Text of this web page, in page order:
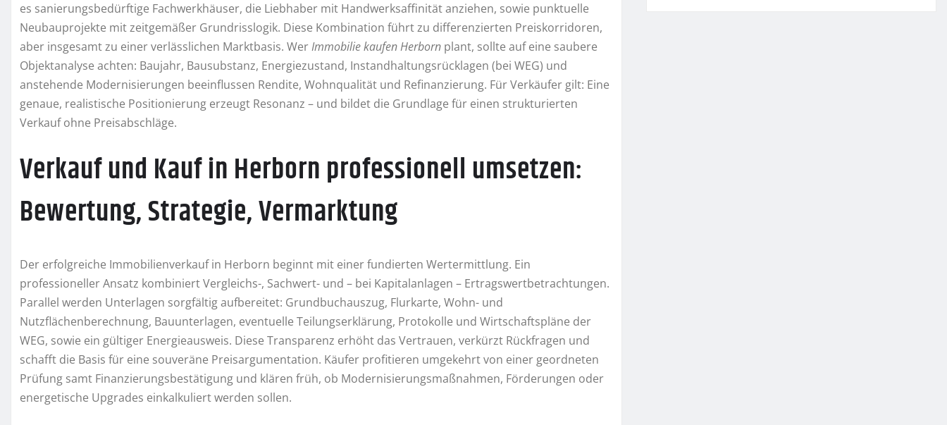
es sanierungsbedürftige Fachwerkhäuser, die Liebhaber mit Handwerksaffinität anziehen, sowie punktuelle
Neubauprojekte mit zeitgemäßer Grundrisslogik. Diese Kombination führt zu differenzierten Preiskorridoren,
aber insgesamt zu einer verlässlichen Marktbasis. WerImmobilie kaufen Herborn plant, sollte auf eine saubere
Objektanalyse achten: Baujahr, Bausubstanz, Energiezustand, Instandhaltungsrücklagen (bei WEG) und
anstehende Modernisierungen beeinflussen Rendite, Wohnqualität und Refinanzierung. Für Verkäufer gilt: Eine
genaue, realistische Positionierung erzeugt Resonanz – und bildet die Grundlage für einen strukturierten
Verkauf ohne Preisabschläge.
Verkauf und Kauf in Herborn professionell umsetzen:
Bewertung, Strategie, Vermarktung
Der erfolgreiche Immobilienverkauf in Herborn beginnt mit einer fundierten Wertermittlung. Ein
professioneller Ansatz kombiniert Vergleichs-, Sachwert- und – bei Kapitalanlagen – Ertragswertbetrachtungen.
Parallel werden Unterlagen sorgfältig aufbereitet: Grundbuchauszug, Flurkarte, Wohn- und
Nutzflächenberechnung, Bauunterlagen, eventuelle Teilungserklärung, Protokolle und Wirtschaftspläne der
WEG, sowie ein gültiger Energieausweis. Diese Transparenz erhöht das Vertrauen, verkürzt Rückfragen und
schafft die Basis für eine souveräne Preisargumentation. Käufer profitieren umgekehrt von einer geordneten
Prüfung samt Finanzierungsbestätigung und klären früh, ob Modernisierungsmaßnahmen, Förderungen oder
energetische Upgrades einkalkuliert werden sollen.